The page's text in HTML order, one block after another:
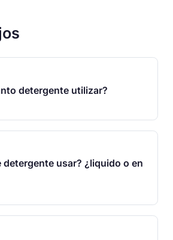
detergente utilizar?
detergente usar? ¿liquido o en